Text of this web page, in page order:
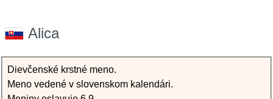
Alica
Dievčenské krstné meno.
Meno vedené v slovenskom kalendári.